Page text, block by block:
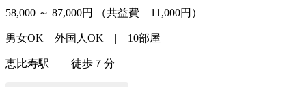
58,000 ～ 87,000円 （共益費 11,000円）
男女OK 外国人OK | 10部屋
恵比寿駅 徒歩７分